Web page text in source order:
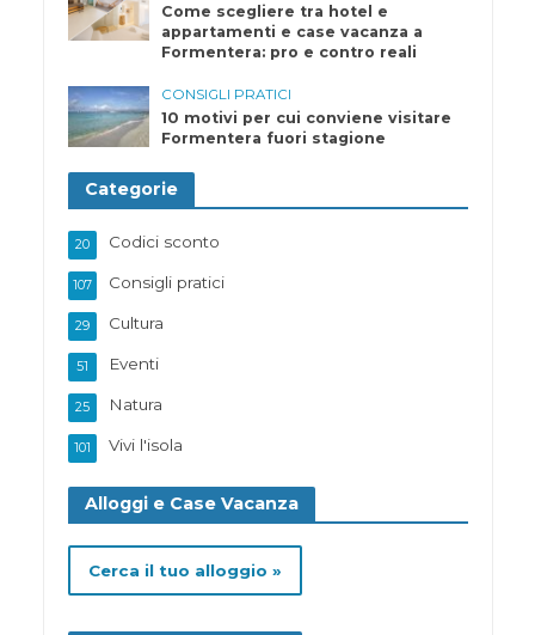
Come scegliere tra hotel e
appartamenti e case vacanza a
Formentera: pro e contro reali
CONSIGLI PRATICI
10 motivi per cui conviene visitare
Formentera fuori stagione
Categorie
Codici sconto
20
Consigli pratici
107
Cultura
29
Eventi
51
Natura
25
Vivi l'isola
101
Alloggi e Case Vacanza
Cerca il tuo alloggio »